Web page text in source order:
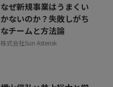
なぜ新規事業はうまくい
かないのか？失敗しがち
なチームと方法論
株式会社Sun Asterisk